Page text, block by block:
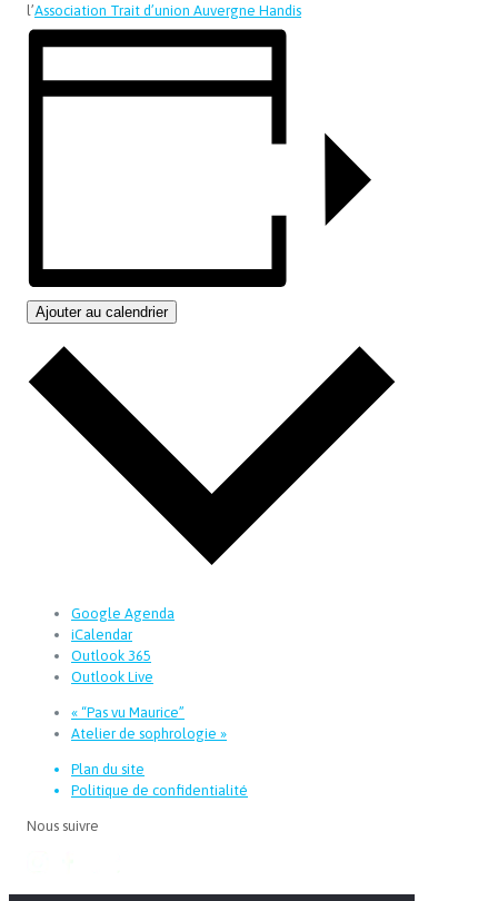
l’Association Trait d’union Auvergne Handis
Ajouter au calendrier
Google Agenda
iCalendar
Outlook 365
Outlook Live
« “Pas vu Maurice”
Atelier de sophrologie »
Plan du site
Politique de confidentialité
Nous suivre